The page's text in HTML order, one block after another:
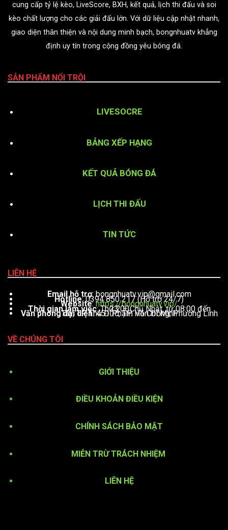
cung cấp tỷ lệ kèo, LiveScore, BXH, kết quả, lịch thi đấu và soi
kèo chất lượng cho các giải đấu lớn. Với dữ liệu cập nhật nhanh,
giao diện thân thiện và nội dung minh bạch, bongnhuatv khẳng
định uy tín trong cộng đồng yêu bóng đá.
SẢN PHẨM NỔI TRỘI
LIVESOCRE
BẢNG XẾP HẠNG
KẾT QUẢ BÓNG ĐÁ
LỊCH THI ĐẤU
TIN TỨC
LIÊN HỆ
Email hỗ trợ:bongnhuatv.vip@gmail.com
Hotline: 0394 850 217 (Hỗ trợ 24/7)
Website:https://bongnhuatv.vip/
Thời gian làm việc : Thứ 2 – Chủ Nhật, từ 08:00 đến 23:00
Văn phòng đại diện: 451 Phạm Văn Đồng, Phường Linh Tây, TP. Thủ Đức, TP. Hồ Chí Minh
VỀ CHÚNG TÔI
GIỚI THIỆU
ĐIỀU KHOẢN ĐIỀU KIỆN
CHÍNH SÁCH BẢO MẬT
MIỄN TRỪ TRÁCH NHIỆM
LIÊN HỆ